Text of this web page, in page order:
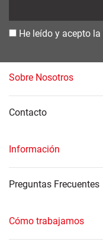
He leído y acepto la
Sobre Nosotros
Contacto
Información
Preguntas Frecuentes
Cómo trabajamos